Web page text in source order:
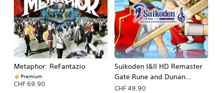
Metaphor: ReFantazio
Premium
CHF 69.90
Suikoden I&II HD Remaster
Gate Rune and Dunan
Unification Wars
CHF 49.90